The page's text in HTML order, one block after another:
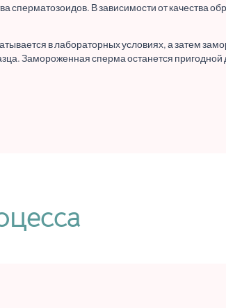
В зависимости от качества
в лабораторных условиях, а затем
Замороженная сперма останется пригодной